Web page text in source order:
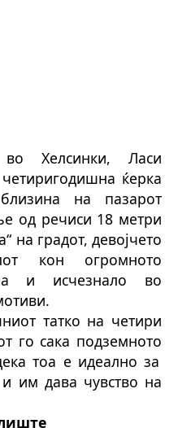
Хелсинки, Ласи
ќерка
на пазарот
од речиси 18 метри
на градот, девојчето
кон огромното
и исчезнало во
татко на четири
го сака подземното
тоа е идеално за
им дава чувство на